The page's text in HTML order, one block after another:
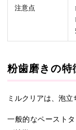
注意点
粉歯磨きの特
ミルクリアは、泡立
一般的なペースト